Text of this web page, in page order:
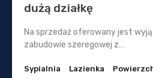
dużą działkę
Na sprzedaż oferowany jest
zabudowie szeregowej z…
Sypialnia
Lazienka